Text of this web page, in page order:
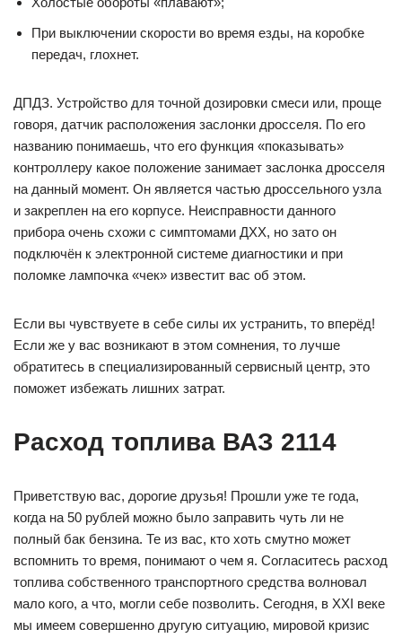
При выключении скорости во время езды, на коробке
передач, глохнет.
ДПДЗ. Устройство для точной дозировки смеси или, проще
говоря, датчик расположения заслонки дросселя. По его
названию понимаешь, что его функция «показывать»
контроллеру какое положение занимает заслонка дросселя
на данный момент. Он является частью дроссельного узла
и закреплен на его корпусе. Неисправности данного
прибора очень схожи с симптомами ДХХ, но зато он
подключён к электронной системе диагностики и при
поломке лампочка «чек» известит вас об этом.
Если вы чувствуете в себе силы их устранить, то вперёд!
Если же у вас возникают в этом сомнения, то лучше
обратитесь в специализированный сервисный центр, это
поможет избежать лишних затрат.
Расход топлива ВАЗ 2114
Приветствую вас, дорогие друзья! Прошли уже те года,
когда на 50 рублей можно было заправить чуть ли не
полный бак бензина. Те из вас, кто хоть смутно может
вспомнить то время, понимают о чем я. Согласитесь расход
топлива собственного транспортного средства волновал
мало кого, а что, могли себе позволить. Сегодня, в XXI веке
мы имеем совершенно другую ситуацию, мировой кризис